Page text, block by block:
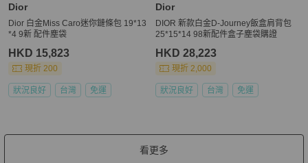
Dior
Dior 白金Miss Caro迷你鏈條包 19*13
*4 9新 配件塵袋
HKD 15,823
現折 200
狀況良好 台灣 免運
Dior
DIOR 新款白金D-Journey飯盒肩背包
25*15*14 98新配件盒子塵袋購證
HKD 28,223
現折 2,000
狀況良好 台灣 免運
看更多